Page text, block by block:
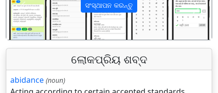
ସଂସ୍ଥାପନ କରନ୍ତୁ
पिछला अगला
ଲୋକପ୍ରିୟ ଶବ୍ଦ
abidance (noun)